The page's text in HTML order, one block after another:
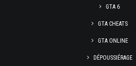
GTA 6
GTA CHEATS
GTA ONLINE
DÉPOUSSIÉRAGE